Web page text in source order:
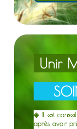
Unir
S
◈ Il est
après avoir